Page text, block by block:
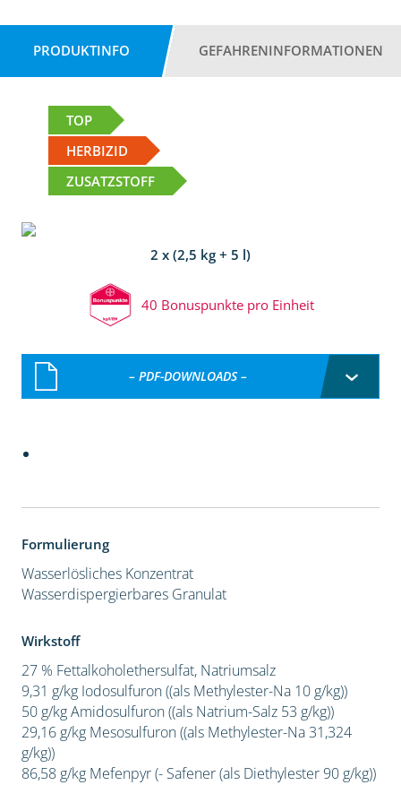
PRODUKTINFO GEFAHRENINFORMATIONEN
TOP
HERBIZID
ZUSATZSTOFF
2 x (2,5 kg + 5 l)
40 Bonuspunkte pro Einheit
– PDF-DOWNLOADS –
Formulierung
Wasserlösliches Konzentrat
Wasserdispergierbares Granulat
Wirkstoff
27 % Fettalkoholethersulfat, Natriumsalz
9,31 g/kg Iodosulfuron ((als Methylester-Na 10 g/kg))
50 g/kg Amidosulfuron ((als Natrium-Salz 53 g/kg))
29,16 g/kg Mesosulfuron ((als Methylester-Na 31,324
g/kg))
86,58 g/kg Mefenpyr (- Safener (als Diethylester 90 g/kg))